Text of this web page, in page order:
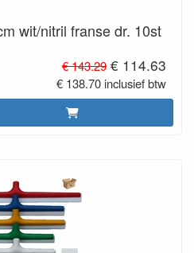
wit/nitril franse dr. 10st
€ 143.29 € 114.63
€ 138.70 inclusief btw